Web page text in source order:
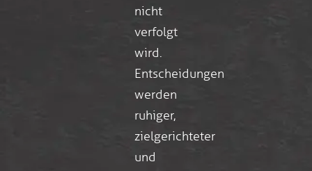
nicht
verfolgt
wird.
Entscheidungen
werden
ruhiger,
zielgerichteter
und